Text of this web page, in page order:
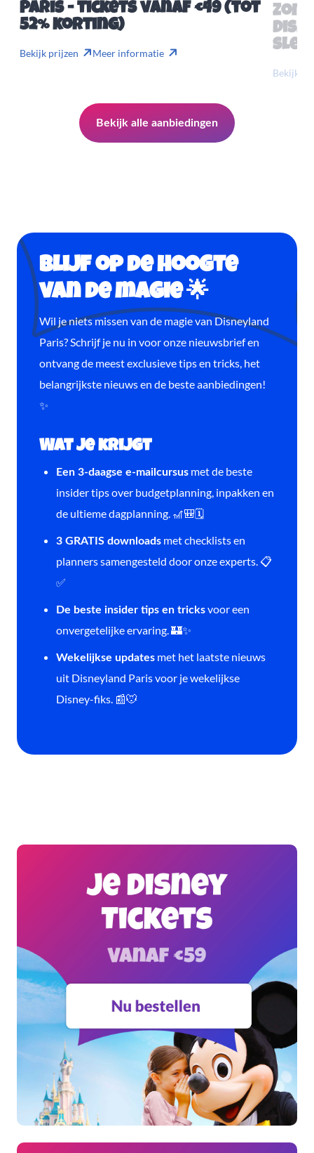
Paris - tickets vanaf €49 (tot
52% korting)
Bekijk prijzen Meer informatie
Bekijk
Bekijk alle aanbiedingen
Blijf op de hoogte
van de magie 🌟
Wil je niets missen van de magie van Disneyland
Paris? Schrijf je nu in voor onze nieuwsbrief en
ontvang de meest exclusieve tips en tricks, het
belangrijkste nieuws en de beste aanbiedingen!
✨
Wat je krijgt
Een 3-daagse e-mailcursus met de beste
insider tips over budgetplanning, inpakken en
de ultieme dagplanning. 🎢🎒🗓️
3 GRATIS downloads met checklists en
planners samengesteld door onze experts. 📋
✅
De beste insider tips en tricksvoor een
onvergetelijke ervaring. 🏰✨
Wekelijkse updates met het laatste nieuws
uit Disneyland Paris voor je wekelijkse
Disney-fiks. 📰🐭